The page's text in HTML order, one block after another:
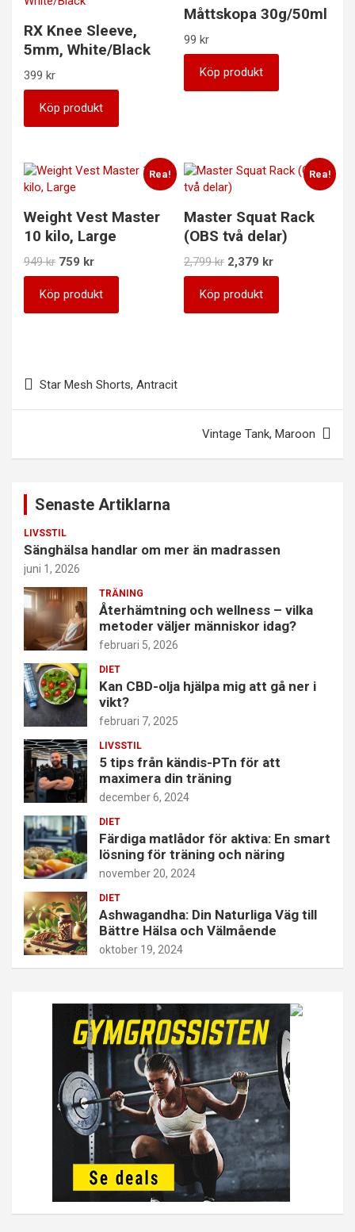
RX Knee Sleeve,
5mm, White/Black
399 kr
Köp produkt
Måttskopa 30g/50ml
99 kr
Köp produkt
Rea!
Weight Vest Master
10 kilo, Large
949kr Det
ursprungliga
priset
var:
759 krDet
nuvarande
priset
är:
Köp produkt
Rea!
Master Squat Rack
(OBS två delar)
2,799kr Det
ursprungliga
priset
var:
2,379 krDet
nuvarande
är:
Köp produkt
Inläggsnavigering
Star Mesh Shorts, Antracit
Vintage Tank, Maroon
Senaste Artiklarna
LIVSSTIL
Sänghälsa handlar om mer än madrassen
juni 1, 2026
TRÄNING
Återhämtning och wellness – vilka
metoder väljer människor idag?
februari 5, 2026
DIET
Kan CBD-olja hjälpa mig att gå ner i
vikt?
februari 7, 2025
LIVSSTIL
5 tips från kändis-PTn för att
maximera din träning
december 6, 2024
DIET
Färdiga matlådor för aktiva: En smart
lösning för träning och näring
november 20, 2024
DIET
Ashwagandha: Din Naturliga Väg till
Bättre Hälsa och Välmående
oktober 19, 2024